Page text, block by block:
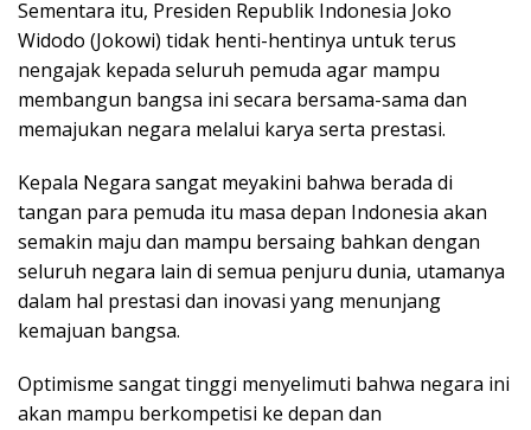
Sementara itu, Presiden Republik Indonesia Joko
Widodo (Jokowi) tidak henti-hentinya untuk terus
nengajak kepada seluruh pemuda agar mampu
membangun bangsa ini secara bersama-sama dan
memajukan negara melalui karya serta prestasi.
Kepala Negara sangat meyakini bahwa berada di
tangan para pemuda itu masa depan Indonesia akan
semakin maju dan mampu bersaing bahkan dengan
seluruh negara lain di semua penjuru dunia, utamanya
dalam hal prestasi dan inovasi yang menunjang
kemajuan bangsa.
Optimisme sangat tinggi menyelimuti bahwa negara ini
akan mampu berkompetisi ke depan dan